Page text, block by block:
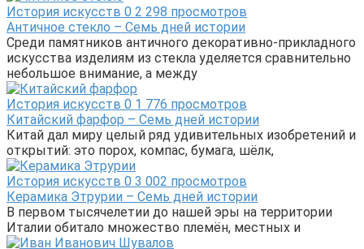
История искусств 0 2 298 просмотров
Античное стекло – Семь дней истории
Среди памятников античного декоративно-прикладного
искусства изделиям из стекла уделяется сравнительно
небольшое внимание, а между
История искусств 0 1 776 просмотров
Китайский фарфор – Семь дней истории
Китай дал миру целый ряд удивительных изобретений и
открытий: это порох, компас, бумага, шёлк,
История искусств 0 3 002 просмотров
Керамика Этрурии – Семь дней истории
В первом тысячелетии до нашей эры на территории
Италии обитало множество племён, местных и